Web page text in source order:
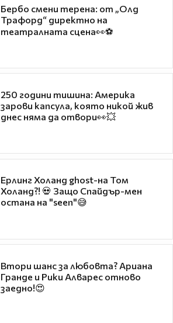
Бербо смени терена: от „Олд
Трафорд“ директно на
театралната сцена👀⚽
250 години тишина: Америка
зарови капсула, която никой жив
днес няма да отвори👀💥
Ерлинг Холанд ghost-на Том
Холанд?! 💀 Защо Спайдър-мен
остана на "seen"😅
Втори шанс за любовта? Ариана
Гранде и Рики Алварес отново
заедно!😍